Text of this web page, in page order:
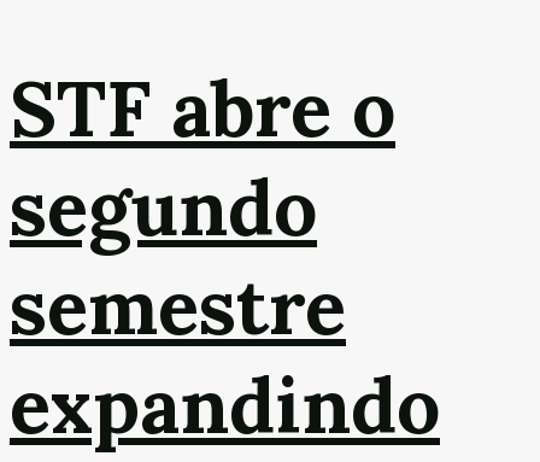
STF abre o
segundo
semestre
expandindo